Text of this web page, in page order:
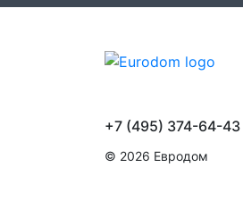
+7 (495) 374-64-43
© 2026 Евродом